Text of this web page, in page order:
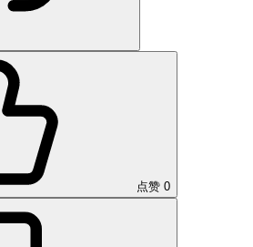
点赞 0